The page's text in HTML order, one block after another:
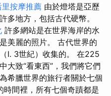
里按摩推薦 由於燈塔是亞歷
多地方，包括古代硬幣。
許多網站是在世界海岸的水
美麗的照片。 古代世界的
I. 3世紀）收集的。 在225
大致“看東西”，我們將它們
希臘世界的旅行者關於七個
間裡，所有七個奇蹟都是